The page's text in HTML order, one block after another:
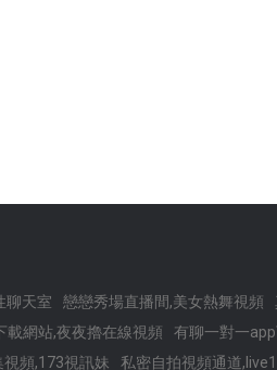
聊天室 戀戀秀場直播間,美女熱舞視頻
載網站,夜夜擼在線視頻 有聊一對一
頻,173視訊妹 私密自拍視頻通道